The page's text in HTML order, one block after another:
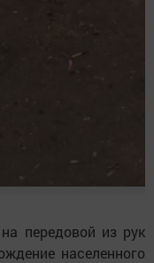
передовой из рук
населенного